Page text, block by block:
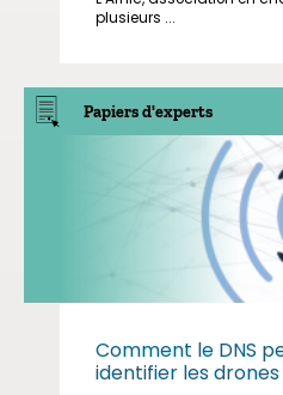
plusieurs ...
Papiers d'experts
Comment le DNS
identifier les drones